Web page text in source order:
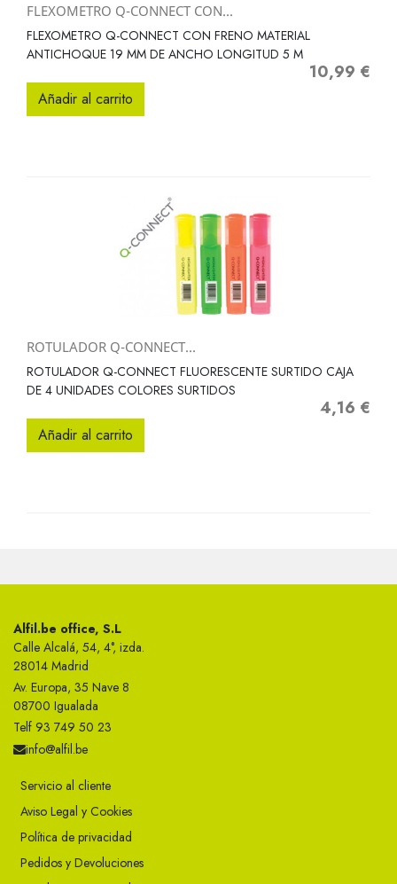
FLEXOMETRO Q-CONNECT CON...
FLEXOMETRO Q-CONNECT CON FRENO MATERIAL
ANTICHOQUE 19 MM DE ANCHO LONGITUD 5 M
Precio
10,99 €
Añadir al carrito
ROTULADOR Q-CONNECT...
ROTULADOR Q-CONNECT FLUORESCENTE SURTIDO CAJA
DE 4 UNIDADES COLORES SURTIDOS
Precio
4,16 €
Añadir al carrito
Alfil.be office, S.L
Calle Alcalá, 54, 4°, izda.
28014 Madrid
Av. Europa, 35 Nave 8
08700 Igualada
Telf 93 749 50 23
info@alfil.be
Servicio al cliente
Aviso Legal y Cookies
Política de privacidad
Pedidos y Devoluciones